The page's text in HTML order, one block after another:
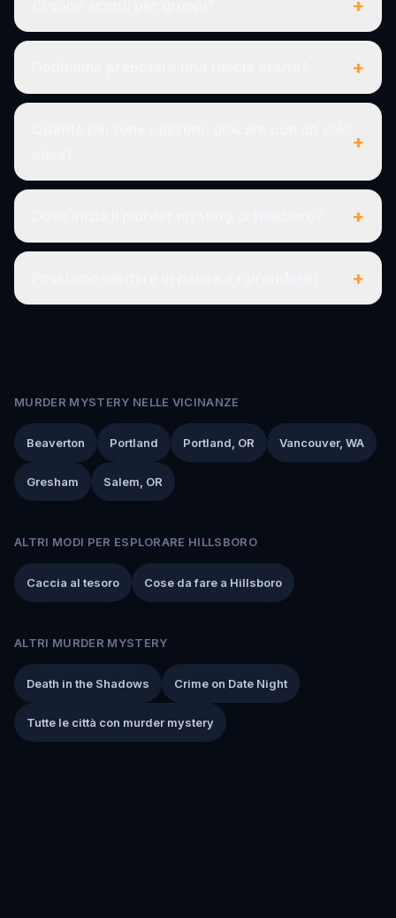
+
+
+
+
+
MURDER MYSTERY NELLE VICINANZE
Beaverton Portland Portland, OR Vancouver, WA
Gresham Salem, OR
ALTRI MODI PER ESPLORARE HILLSBORO
Caccia al tesoro Cose da fare a Hillsboro
ALTRI MURDER MYSTERY
Death in the Shadows Crime on Date Night
Tutte le città con murder mystery